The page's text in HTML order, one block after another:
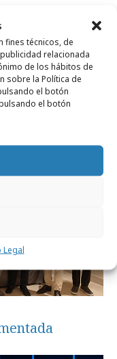
fines técnicos, de
relacionada
de los hábitos de
sobre la Política de
el botón
el botón
Legal